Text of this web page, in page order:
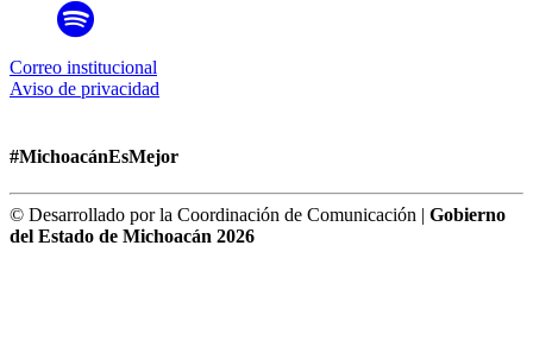
Correo institucional
Aviso de privacidad
#MichoacánEsMejor
© Desarrollado por la Coordinación de Comunicación | Gobierno
del Estado de Michoacán 2026